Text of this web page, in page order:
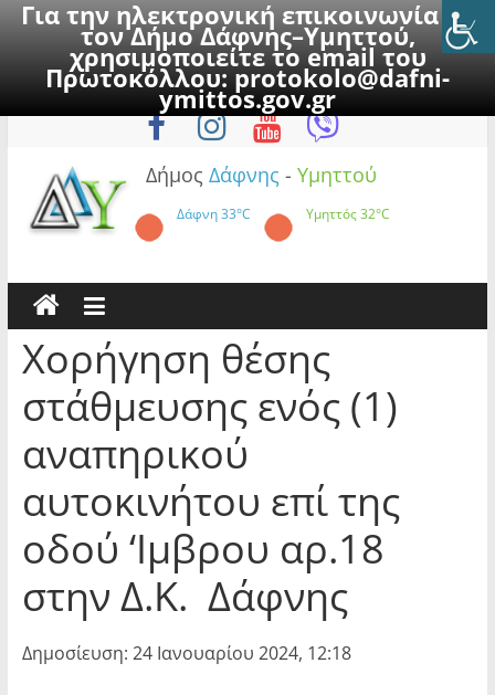
Για την ηλεκτρονική επικοινωνία με
τον Δήμο Δάφνης–Υμηττού,
χρησιμοποιείτε το email του
Πρωτοκόλλου:protokolo@dafni-
ymittos.gov.gr
to
Δευτέρα, 10 Αυγούστου 2026
Δήμος Δάφνης - Υμηττού
Δάφνη33°C Υμηττός32°C
Χορήγηση θέσης
στάθμευσης ενός (1)
αναπηρικού
αυτοκινήτου επί της
οδού ‘Ιμβρου αρ.18
στην Δ.Κ. Δάφνης
Δημοσίευση: 24 Ιανουαρίου 2024, 12:18